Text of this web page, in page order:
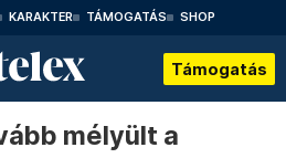
KARAKTER TÁMOGATÁS SHOP
Támogatás
mélyült a